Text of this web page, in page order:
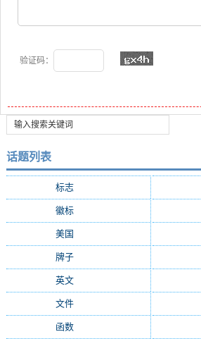
验证码：
话题列表
标志
徽标
美国
牌子
英文
文件
函数